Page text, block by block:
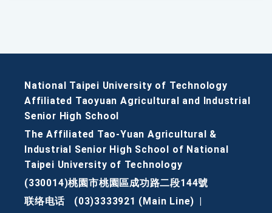
National Taipei University of Technology
Affiliated Taoyuan Agricultural and Industrial
Senior High School
The Affiliated Tao-Yuan Agricultural &
Industrial Senior High School of National
Taipei University of Technology
(330014)桃園市桃園區成功路二段144號
联络电话
(03)3333921 (Main Line)